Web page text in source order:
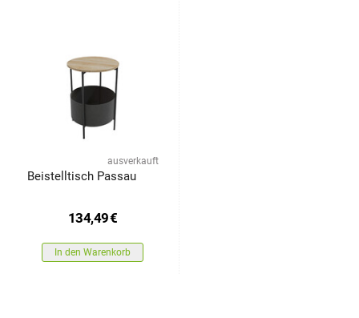
ausverkauft
Beistelltisch Passau
134,49€
In den Warenkorb